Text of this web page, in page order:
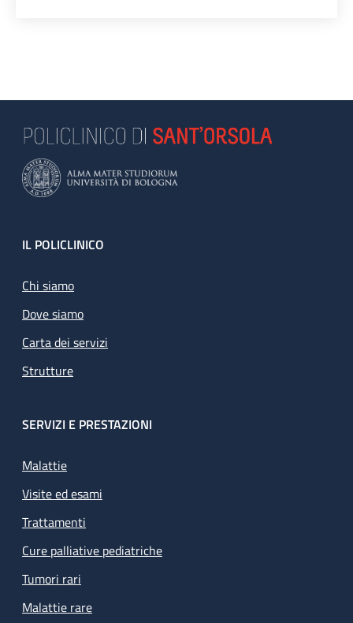
Footer
IL POLICLINICO
Chi siamo
Dove siamo
Carta dei servizi
Strutture
SERVIZI E PRESTAZIONI
Malattie
Visite ed esami
Trattamenti
Cure palliative pediatriche
Tumori rari
Malattie rare